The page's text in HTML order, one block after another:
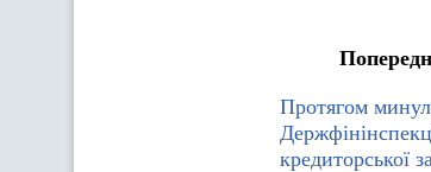
Протягом
кредиторської